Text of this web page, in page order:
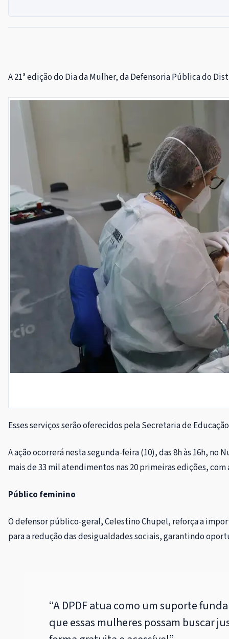
A 21ª edição do Dia da Mulher, da Defensoria Pública do
Esses serviços serão oferecidos pela Secretaria de
A ação ocorrerá nesta segunda-feira (10), das 8h às 16h,
mais de 33 mil atendimentos nas 20 primeiras edições,
Público feminino
O defensor público-geral, Celestino Chupel, reforça a
para a redução das desigualdades sociais, garantindo
“A DPDF atua como um suporte
que essas mulheres possam buscar